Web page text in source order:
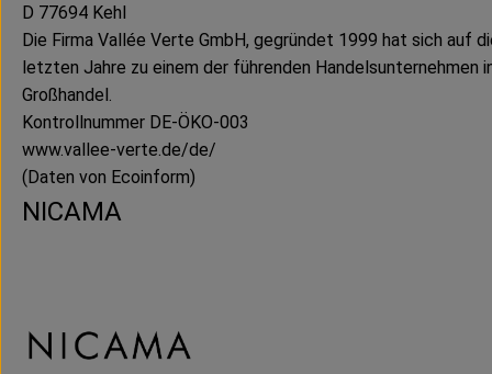
D 77694 Kehl
Die Firma Vallée Verte GmbH, gegründet 1999 hat sich auf
letzten Jahre zu einem der führenden
Großhandel.
Kontrollnummer DE-ÖKO-003
www.vallee-verte.de/de/
(Daten von Ecoinform)
NICAMA